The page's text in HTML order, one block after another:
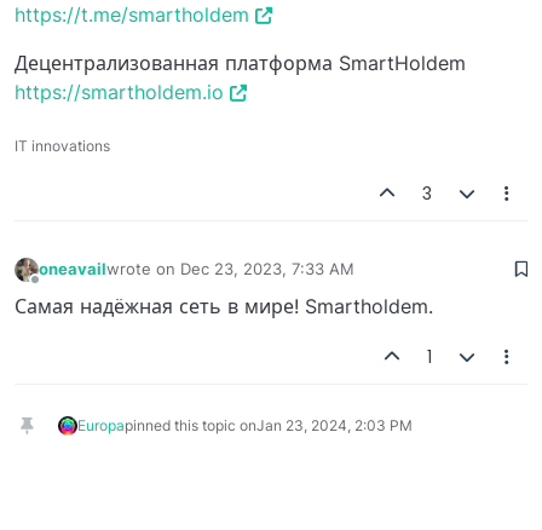
https://t.me/smartholdem
Децентрализованная платформа SmartHoldem
https://smartholdem.io
IT innovations
3
oneavailwrote on Dec 23, 2023, 7:33 AM
last edited by
Самая надёжная сеть в мире! Smartholdem.
1
Europapinned this topic onJan 23, 2024, 2:03 PM